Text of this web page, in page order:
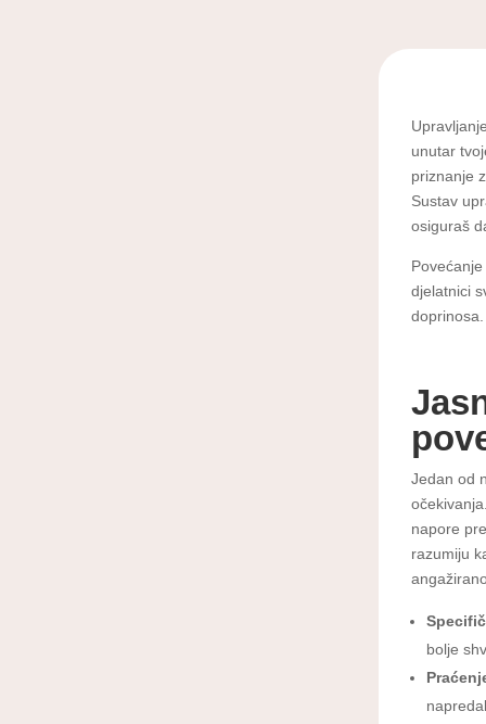
unutar
priznanje
Sustav
osiguraš
djelatnici
Jedan od
napore
razumiju
bolje